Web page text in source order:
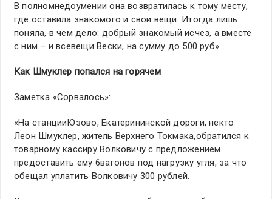
В полномнедоумении она возвратилась к тому месту,
где оставила знакомого и свои вещи. Итогда лишь
поняла, в чем дело: добрый знакомый исчез, а вместе
с ним – и всевещи Вески, на сумму до 500 руб».
Как Шмуклер попался на горячем
Заметка «Сорвалось»:
«На станцииЮзово, Екатерининской дороги, некто
Леон Шмуклер, житель Верхнего Токмака,обратился к
товарному кассиру Волковичу с предложением
предоставить ему 6вагонов под нагрузку угля, за что
обещал уплатить Волковичу 300 рублей.